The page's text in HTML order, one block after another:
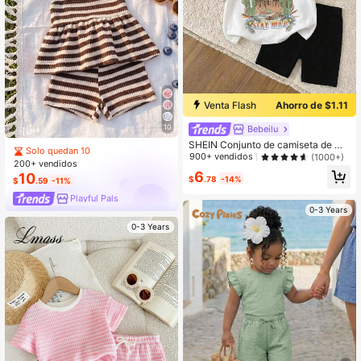
10
Solo quedan 10
200+ vendidos
$10.59 -11%
Playful Pals
0-3 Years
Venta Flash Ahorro de $1.11
Bebeilu
SHEIN Conjunto de camiseta de ma
nga corta y pantalones cortos casu
en colores blanco y negro, adecuad
900+ vendidos (1000+)
$6.78 -14%
0-3 Years